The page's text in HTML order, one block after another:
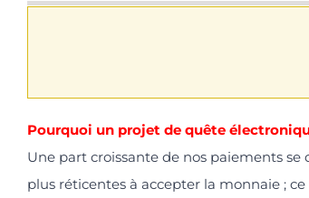
Pourquoi un projet de quête
Une part croissante de nos paiements
plus réticentes à accepter la monnaie ;